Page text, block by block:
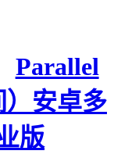
Parallel
）安卓多
版